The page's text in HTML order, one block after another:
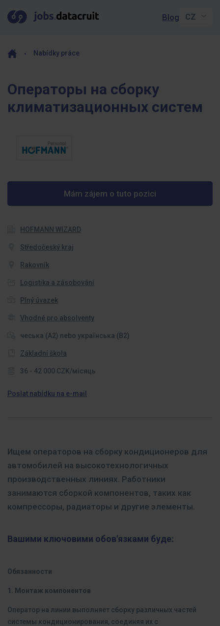
Blog
Nabídky práce
Операторы на сборку
климатизационных систем
Mám zájem o tuto pozici
HOFMANN WIZARD
Středočeský kraj
Rakovník
Logistika a zásobování
Plný úvazek
Vhodné pro absolventy
чеська (A2) nebo українська (B2)
Základní škola
36 - 42 000 CZK/місяць
Poslat nabídku na e-mail
Ищем операторов на сборку кондиционеров для
автомобилей на высокотехнологичных
производственных линиях. Работники
занимаются сборкой компонентов, таких как
компрессоры, радиаторы и другие элементы.
Вашими ключовими обов'язками буде:
Обязанности
1. Монтаж компонентов
Оператор на линии выполняет сборку различных частей
системы кондиционирования, соединяя их с